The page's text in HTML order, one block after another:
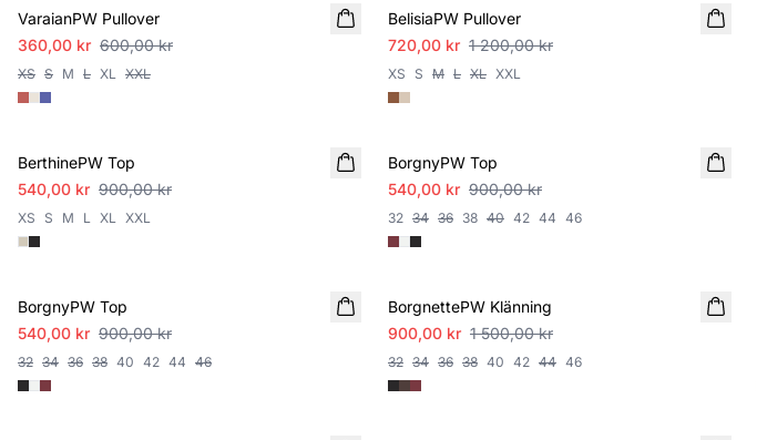
VaraianPW Pullover
360,00 kr 600,00 kr
XS S M L XL XXL
BelisiaPW Pullover
720,00 kr 1 200,00 kr
XS S M L XL XXL
BerthinePW Top
540,00 kr 900,00 kr
XS S M L XL XXL
BorgnyPW Top
540,00 kr 900,00 kr
32 34 36 38 40 42 44 46
BorgnyPW Top
540,00 kr 900,00 kr
32 34 36 38 40 42 44 46
BorgnettePW Klänning
900,00 kr 1 500,00 kr
32 34 36 38 40 42 44 46